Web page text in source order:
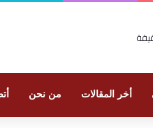
أخر المقالات من نحن